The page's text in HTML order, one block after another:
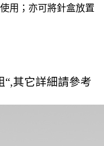
用；亦可將針盒放置
“,其它詳細請參考